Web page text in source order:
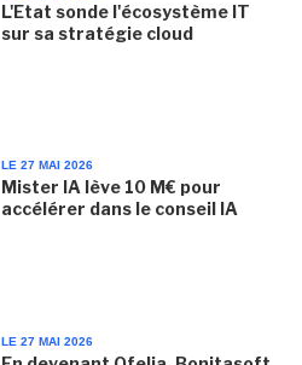
L'Etat sonde l'écosystème IT
sur sa stratégie cloud
LE 27 MAI 2026
Mister IA lève 10 M€ pour
accélérer dans le conseil IA
LE 27 MAI 2026